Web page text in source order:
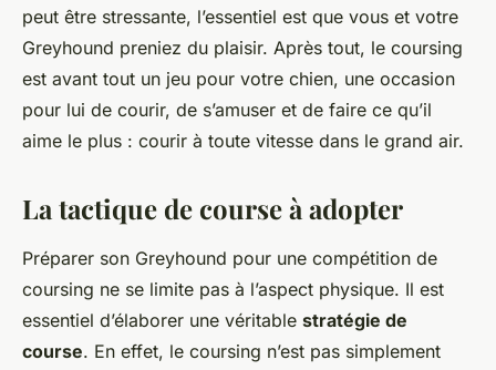
peut être stressante, l’essentiel est que vous et votre
Greyhound preniez du plaisir. Après tout, le coursing
est avant tout un jeu pour votre chien, une occasion
pour lui de courir, de s’amuser et de faire ce qu’il
aime le plus : courir à toute vitesse dans le grand air.
La tactique de course à adopter
Préparer son Greyhound pour une compétition de
coursing ne se limite pas à l’aspect physique. Il est
essentiel d’élaborer une véritable stratégie de
course. En effet, le coursing n’est pas simplement